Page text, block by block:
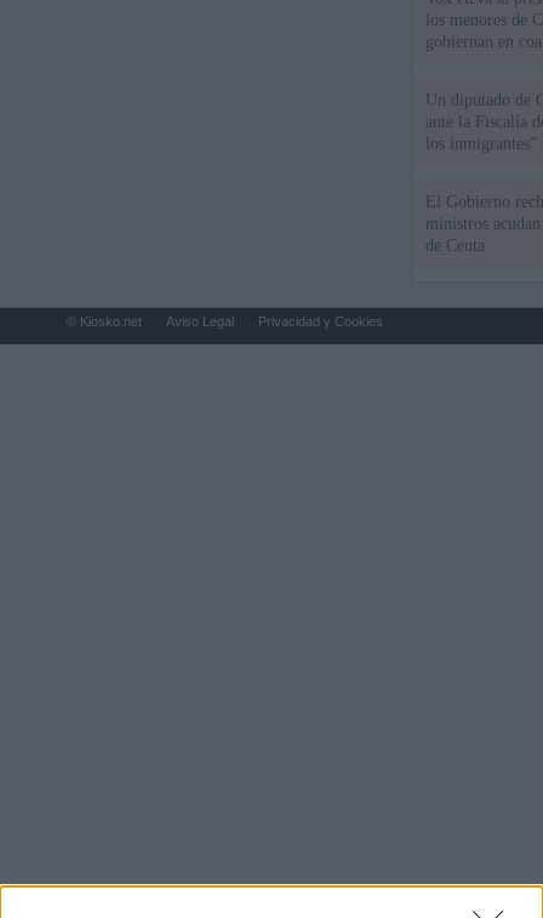
los menores de
gobiernan en
Un diputado de
ante la Fiscalía
los inmigrantes”
El Gobierno
ministros
de Ceuta
© Kiosko.net Aviso Legal Privacidad y Cookies